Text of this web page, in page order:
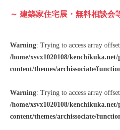
～ 建築家住宅展・無料相談会
Warning: Trying to access array
/home/xsvx1020108/
content/themes/archissociate/
Warning: Trying to access array
/home/xsvx1020108/
content/themes/archissociate/